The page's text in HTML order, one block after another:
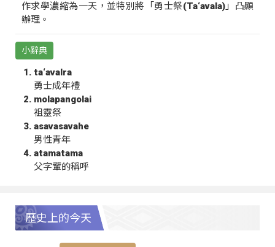
作求學濃縮為一天，並特別將「勇士祭(Ta‘avala)」凸顯
辦理。
小辭典
ta‘avalra
勇士成年禮
molapangolai
祖靈祭
asavasavahe
男性青年
atamatama
父字輩的稱呼
歷史上的今天